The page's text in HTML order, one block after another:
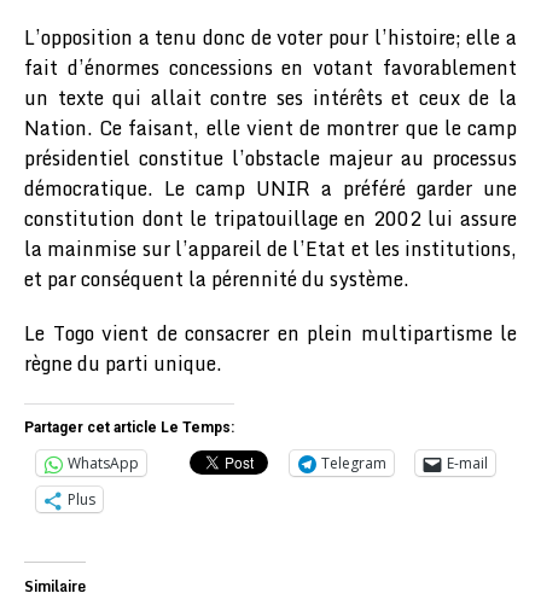
L’opposition a tenu donc de voter pour l’histoire; elle a
fait d’énormes concessions en votant favorablement
un texte qui allait contre ses intérêts et ceux de la
Nation. Ce faisant, elle vient de montrer que le camp
présidentiel constitue l’obstacle majeur au processus
démocratique. Le camp UNIR a préféré garder une
constitution dont le tripatouillage en 2002 lui assure
la mainmise sur l’appareil de l’Etat et les institutions,
et par conséquent la pérennité du système.
Le Togo vient de consacrer en plein multipartisme le
règne du parti unique.
Partager cet article Le Temps:
WhatsApp Telegram
E-mail
Plus
Similaire